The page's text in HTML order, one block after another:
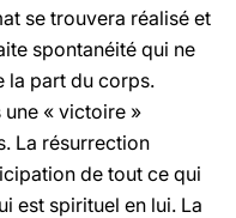
se trouvera réalisé et
spontanéité qui ne
la part du corps.
« victoire »
La résurrection
de tout ce qui
est spirituel en lui. La